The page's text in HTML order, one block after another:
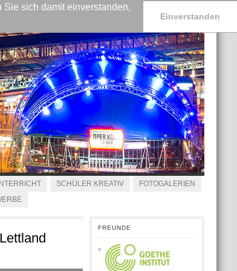
sich damit einverstanden,
Einverstanden
SCHÜLER KREATIV
FOTOGALERIEN
FREUNDE